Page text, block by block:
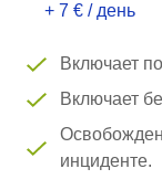
+ 7 € / день
Включает
Включает
инциденте.